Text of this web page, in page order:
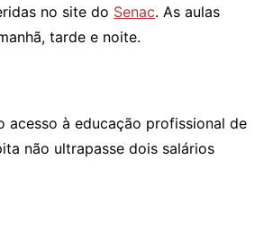
no site do Senac. As aulas
tarde e noite.
acesso à educação profissional de
não ultrapasse dois salários